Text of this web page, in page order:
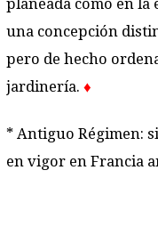
planeada como en la
una concepción
pero de hecho
jardinería. ♦
* Antiguo Régimen:
en vigor en Francia